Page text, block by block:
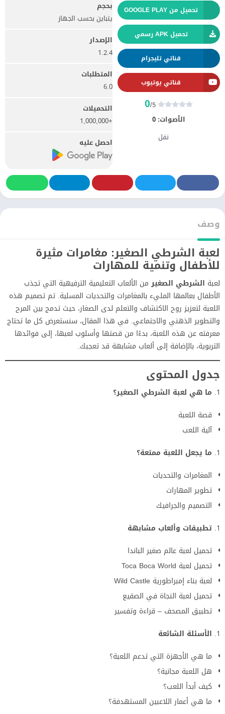
تحميل من GOOGLE PLAY
تحميل APK رسمي
قناتي تليجرام
قناتي يوتيوب
0/5
الأصوات: 0
نقل
بحجم
يتباين بحسب الجهاز
الإصدار
1.2.4
المتطلبات
6.0
التحميلات
+1,000,000
احصل عليه
وصف
لعبة الشرطي الصغير: مغامرات مثيرة
للأطفال وتنمية للمهارات
لعبة الشرطي الصغيرمن الألعاب التعليمية الترفيهية التي تجذب
الأطفال بعالمها المليء بالمغامرات والتحديات المسلية. تم تصميم هذه
اللعبة لتعزيز روح الاكتشاف والتعلم لدى الصغار، حيث تدمج بين المرح
والتطوير الذهني والاجتماعي. في هذا المقال، سنستعرض كل ما تحتاج
معرفته عن هذه اللعبة، بدءًا من قصتها وأسلوب لعبها، إلى فوائدها
التربوية، بالإضافة إلى ألعاب مشابهة قد تعجبك.
جدول المحتوى
ما هي لعبة الشرطي الصغير؟
قصة اللعبة
آلية اللعب
ما يجعل اللعبة ممتعة؟
المغامرات والتحديات
تطوير المهارات
التصميم والجرافيك
تطبيقات وألعاب مشابهة
تحميل لعبة عالم صغير الباندا
تحميل لعبة Toca Boca World
لعبة بناء إمبراطورية Wild Castle
تحميل لعبة النجاة في الصقيع
تطبيق المصحف – قراءة وتفسير
الأسئلة الشائعة
ما هي الأجهزة التي تدعم اللعبة؟
هل اللعبة مجانية؟
كيف أبدأ اللعب؟
ما هي أعمار اللاعبين المستهدفة؟